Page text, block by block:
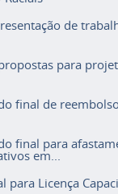
de
para
final de
final para
em...
para Licença